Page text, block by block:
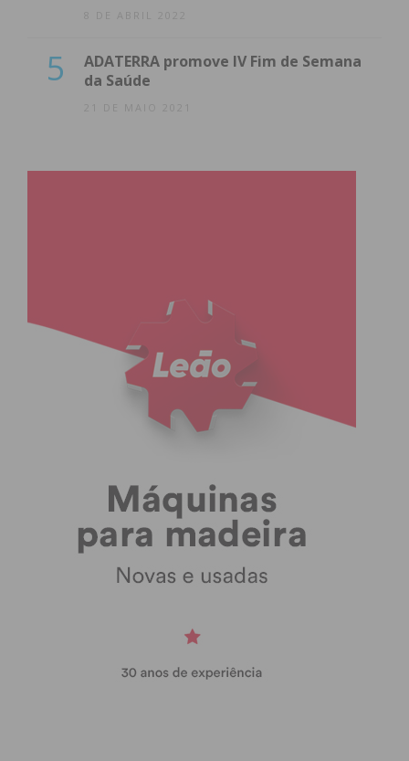
8 DE ABRIL 2022
5
ADATERRA promove IV Fim de Semana
da Saúde
21 DE MAIO 2021